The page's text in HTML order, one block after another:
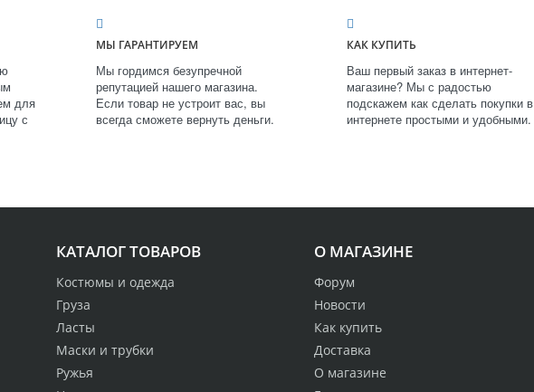
для
с
МЫ ГАРАНТИРУЕМ
Мы гордимся безупречной
репутацией нашего магазина.
Если товар не устроит вас, вы
всегда сможете вернуть деньги.
КАК КУПИТЬ
Ваш первый заказ в интернет-
магазине? Мы с радостью
подскажем как сделать покупки в
интернете простыми и удобными.
О МАГАЗИНЕ
Форум
Новости
Как купить
Доставка
О магазине
КАТАЛОГ ТОВАРОВ
Костюмы и одежда
Груза
Ласты
Маски и трубки
Ружья